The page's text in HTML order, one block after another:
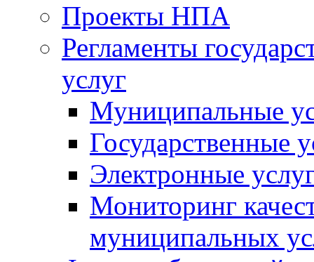
Проекты НПА
Регламенты
услуг
Муниципальные
Государственные
Электронные
Мониторинг
муниципальных